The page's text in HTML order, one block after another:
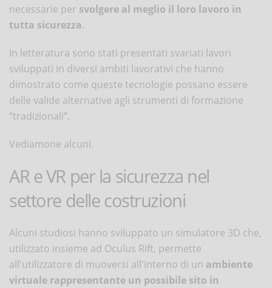
necessarie per svolgere al meglio il loro lavoro in
tutta sicurezza.
In letteratura sono stati presentati svariati lavori
sviluppati in diversi ambiti lavorativi che hanno
dimostrato come queste tecnologie possano essere
delle valide alternative agli strumenti di formazione
“tradizionali”.
Vediamone alcuni.
AR e VR per la sicurezza nel
settore delle costruzioni
Alcuni studiosi hanno sviluppato un simulatore 3D che,
utilizzato insieme ad Oculus Rift, permette
all'utilizzatore di muoversi all'interno di un ambiente
virtuale rappresentante un possibile sito in